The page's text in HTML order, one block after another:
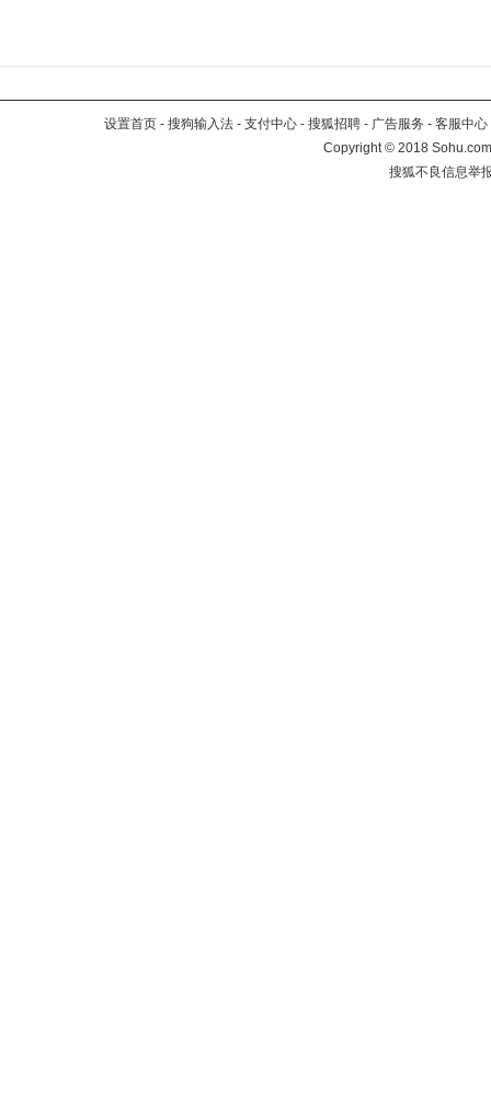
设置首页 - 搜狗输入法 - 支付中心 - 搜狐招聘 - 广告服务 - 客服中心
Copyright©2018
搜狐不良信息举